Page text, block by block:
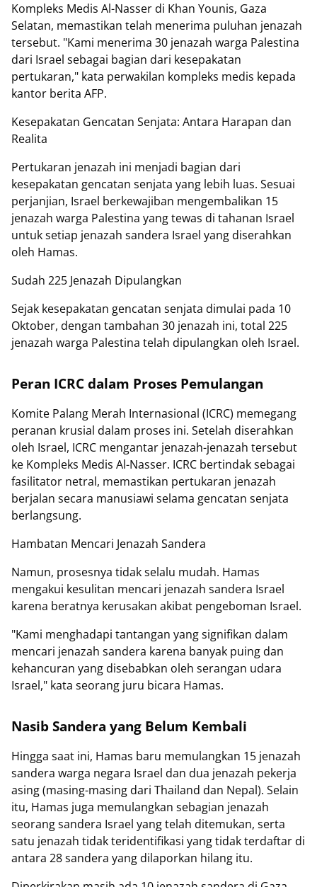
Kompleks Medis Al-Nasser di Khan Younis, Gaza
Selatan, memastikan telah menerima puluhan jenazah
tersebut. "Kami menerima 30 jenazah warga Palestina
dari Israel sebagai bagian dari kesepakatan
pertukaran," kata perwakilan kompleks medis kepada
kantor berita AFP.
Kesepakatan Gencatan Senjata: Antara Harapan dan
Realita
Pertukaran jenazah ini menjadi bagian dari
kesepakatan gencatan senjata yang lebih luas. Sesuai
perjanjian, Israel berkewajiban mengembalikan 15
jenazah warga Palestina yang tewas di tahanan Israel
untuk setiap jenazah sandera Israel yang diserahkan
oleh Hamas.
Sudah 225 Jenazah Dipulangkan
Sejak kesepakatan gencatan senjata dimulai pada 10
Oktober, dengan tambahan 30 jenazah ini, total 225
jenazah warga Palestina telah dipulangkan oleh Israel.
Peran ICRC dalam Proses Pemulangan
Komite Palang Merah Internasional (ICRC) memegang
peranan krusial dalam proses ini. Setelah diserahkan
oleh Israel, ICRC mengantar jenazah-jenazah tersebut
ke Kompleks Medis Al-Nasser. ICRC bertindak sebagai
fasilitator netral, memastikan pertukaran jenazah
berjalan secara manusiawi selama gencatan senjata
berlangsung.
Hambatan Mencari Jenazah Sandera
Namun, prosesnya tidak selalu mudah. Hamas
mengakui kesulitan mencari jenazah sandera Israel
karena beratnya kerusakan akibat pengeboman Israel.
"Kami menghadapi tantangan yang signifikan dalam
mencari jenazah sandera karena banyak puing dan
kehancuran yang disebabkan oleh serangan udara
Israel," kata seorang juru bicara Hamas.
Nasib Sandera yang Belum Kembali
Hingga saat ini, Hamas baru memulangkan 15 jenazah
sandera warga negara Israel dan dua jenazah pekerja
asing (masing-masing dari Thailand dan Nepal). Selain
itu, Hamas juga memulangkan sebagian jenazah
seorang sandera Israel yang telah ditemukan, serta
satu jenazah tidak teridentifikasi yang tidak terdaftar di
antara 28 sandera yang dilaporkan hilang itu.